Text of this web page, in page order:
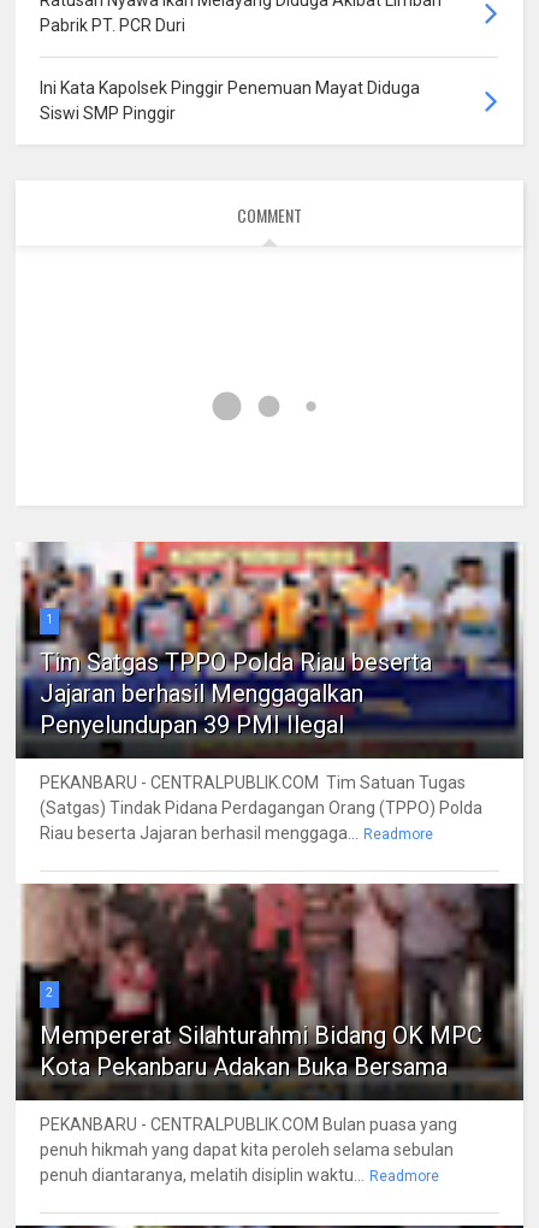
Pabrik PT. PCR Duri
Ini Kata Kapolsek Pinggir Penemuan Mayat Diduga
Siswi SMP Pinggir
COMMENT
1
Tim Satgas TPPO Polda Riau beserta
Jajaran berhasil Menggagalkan
Penyelundupan 39 PMI Ilegal
PEKANBARU - CENTRALPUBLIK.COM Tim Satuan Tugas
(Satgas) Tindak Pidana Perdagangan Orang (TPPO) Polda
Riau beserta Jajaran berhasil menggaga...
Readmore
2
Mempererat Silahturahmi Bidang OK MPC
Kota Pekanbaru Adakan Buka Bersama
PEKANBARU - CENTRALPUBLIK.COM Bulan puasa yang
penuh hikmah yang dapat kita peroleh selama sebulan
penuh diantaranya, melatih disiplin waktu...
Readmore